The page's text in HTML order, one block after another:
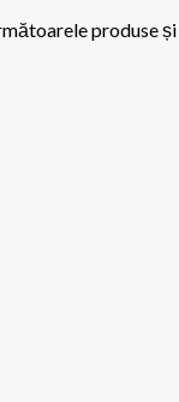
produse și